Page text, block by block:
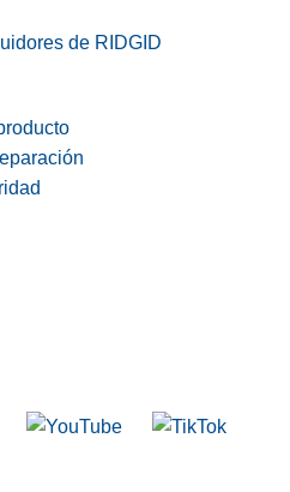
de RIDGID